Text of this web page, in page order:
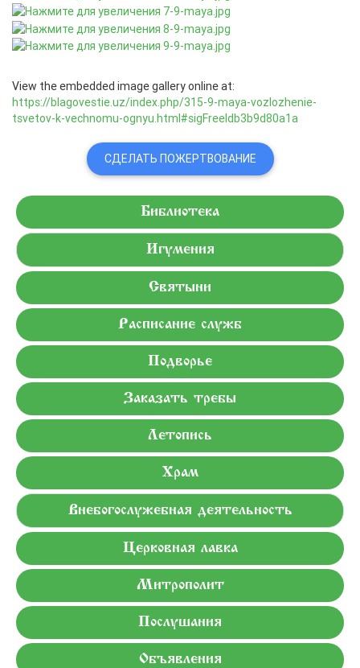
View the embedded image gallery online at:
https://blagovestie.uz/index.php/315-9-maya-vozlozhenie-
tsvetov-k-vechnomu-ognyu.html#sigFreeIdb3b9d80a1a
СДЕЛАТЬ ПОЖЕРТВОВАНИЕ
Библиотека
Игумения
Святыни
Расписание служб
Подворье
Заказать требы
Летопись
Храм
Внебогослужебная деятельность
Церковная лавка
Митрополит
Послушания
Объявления